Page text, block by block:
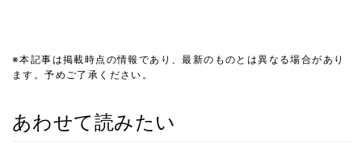
※本記事は掲載時点の情報であり、最新のものとは異なる場合があり
ます。予めご了承ください。
あわせて読みたい